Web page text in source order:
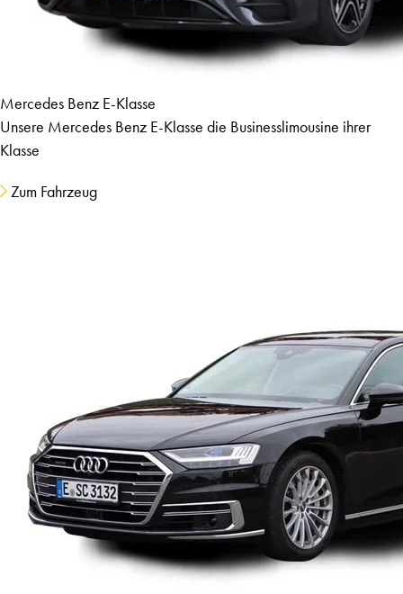
Mercedes Benz E-Klasse
Unsere Mercedes Benz E-Klasse die Businesslimousine ihrer
Klasse
Zum Fahrzeug